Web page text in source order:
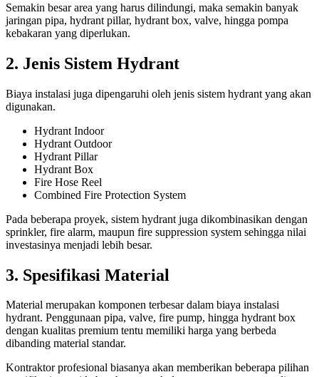
Semakin besar area yang harus dilindungi, maka semakin banyak
jaringan pipa, hydrant pillar, hydrant box, valve, hingga pompa
kebakaran yang diperlukan.
2. Jenis Sistem Hydrant
Biaya instalasi juga dipengaruhi oleh jenis sistem hydrant yang akan
digunakan.
Hydrant Indoor
Hydrant Outdoor
Hydrant Pillar
Hydrant Box
Fire Hose Reel
Combined Fire Protection System
Pada beberapa proyek, sistem hydrant juga dikombinasikan dengan
sprinkler, fire alarm, maupun fire suppression system sehingga nilai
investasinya menjadi lebih besar.
3. Spesifikasi Material
Material merupakan komponen terbesar dalam biaya instalasi
hydrant. Penggunaan pipa, valve, fire pump, hingga hydrant box
dengan kualitas premium tentu memiliki harga yang berbeda
dibanding material standar.
Kontraktor profesional biasanya akan memberikan beberapa pilihan